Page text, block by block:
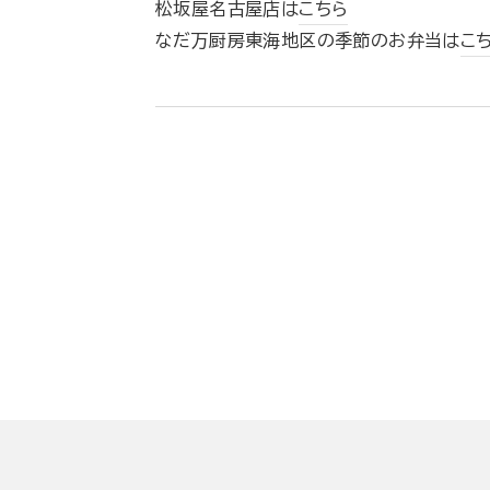
松坂屋名古屋店はこちら
なだ万厨房東海地区の季節のお弁当はこ